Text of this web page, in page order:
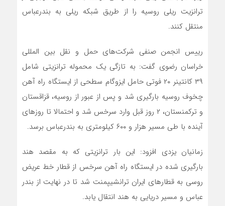
ترانزیت ریلی روسیه را از طریق شبکه ریلی به بندرعباس
منتقل کنند.
رییس انجمن صنفی شرکت‌های حمل و نقل بین المللی
خراسان رضوی گفت: به تازگی یک محموله ترانزیتی شامل
۳۹ کانتینر ۲۰ فوتی حامل ایزوگام سطحی از ایستگاه راه آهن
چخوف روسیه بارگیری شد و پس از عبور از روسیه، قزاقستان
و ترکمنستان، ۲ روز قبل وارد سرخس شد و احتمالا تا روزهای
آینده با طی مسیر هزار و ۶۰۰ کیلومتری به بندرعباس برسد.
زمانیان یزدی افزود: این بار ترانزیتی که به مقصد هند
بارگیری شده در ایستگاه راه آهن سرخس از قطار خط عریض
روسی به قطارهای ایران ترانشیپمنت شد تا در نهایت از بندر
عباس و مسیر دریایی به هند انتقال یابد.